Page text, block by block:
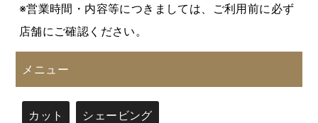
※営業時間・内容等につきましては、ご利用前に必ず
店舗にご確認ください。
メニュー
カット シェービング